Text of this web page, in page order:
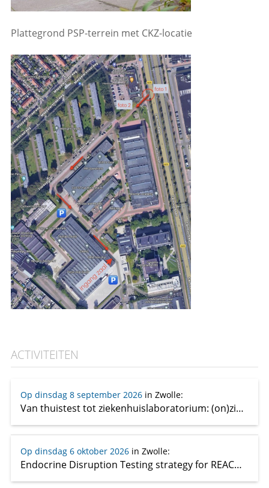
Plattegrond PSP-terrein met CKZ-locatie
ACTIVITEITEN
Op dinsdag 8 september 2026in Zwolle:
Van thuistest tot ziekenhuislaboratorium: (on)zin, feit en fabel
Op dinsdag 6 oktober 2026in Zwolle:
Endocrine Disruption Testing strategy for REACH: Current gaps and future requirements